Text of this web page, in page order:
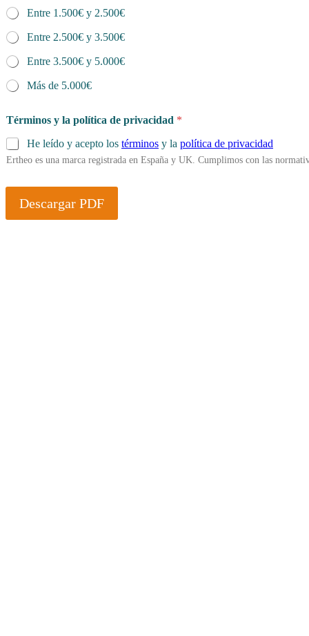
Entre 1.500€ y 2.500€
Entre 2.500€ y 3.500€
Entre 3.500€ y 5.000€
Más de 5.000€
Términos y la política de privacidad *
He leído y acepto los términos y la política de privacidad
Ertheo es una marca registrada en España y UK. Cumplimos con las
Descargar PDF